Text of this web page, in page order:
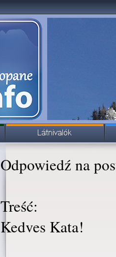
Odpowiedź na
Treść:
Kedves Kata!